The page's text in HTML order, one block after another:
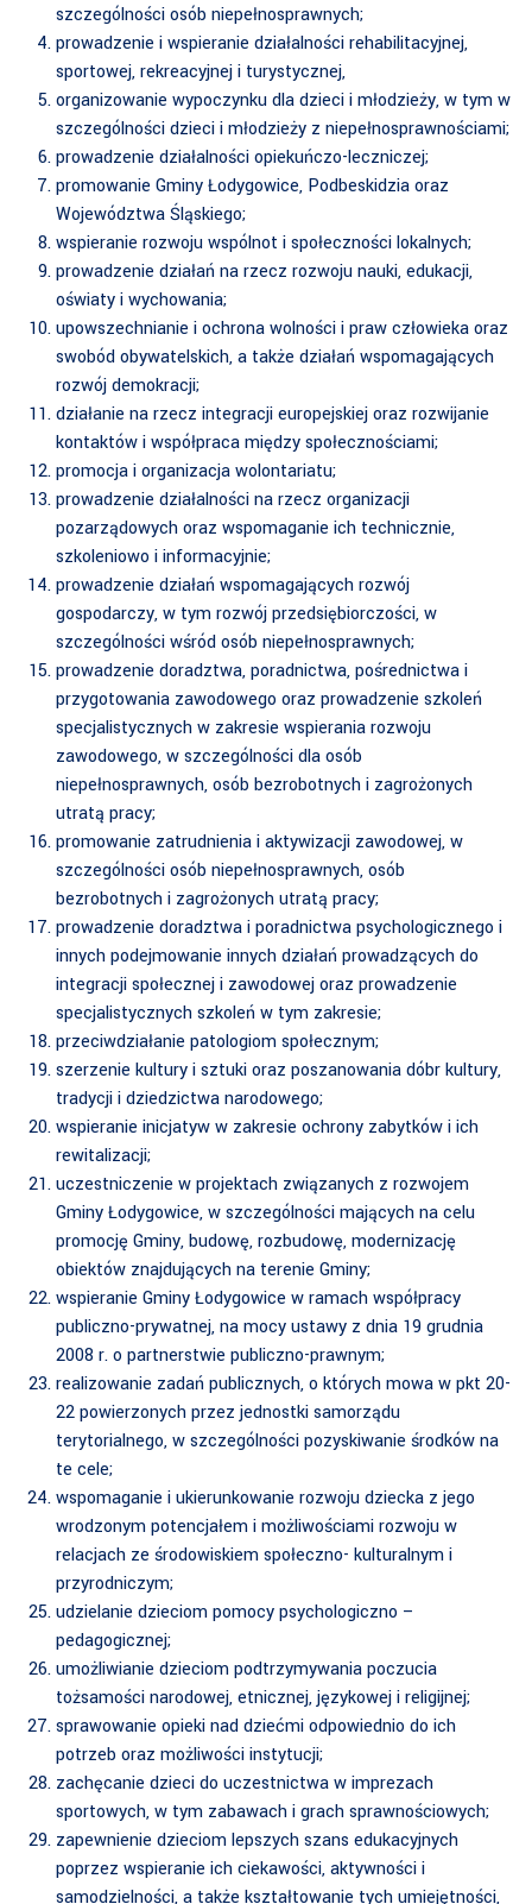
szczególności osób niepełnosprawnych;
prowadzenie i wspieranie działalności rehabilitacyjnej,
sportowej, rekreacyjnej i turystycznej,
organizowanie wypoczynku dla dzieci i młodzieży, w tym w
szczególności dzieci i młodzieży z niepełnosprawnościami;
prowadzenie działalności opiekuńczo-leczniczej;
promowanie Gminy Łodygowice, Podbeskidzia oraz
Województwa Śląskiego;
wspieranie rozwoju wspólnot i społeczności lokalnych;
prowadzenie działań na rzecz rozwoju nauki, edukacji,
oświaty i wychowania;
upowszechnianie i ochrona wolności i praw człowieka oraz
swobód obywatelskich, a także działań wspomagających
rozwój demokracji;
działanie na rzecz integracji europejskiej oraz rozwijanie
kontaktów i współpraca między społecznościami;
promocja i organizacja wolontariatu;
prowadzenie działalności na rzecz organizacji
pozarządowych oraz wspomaganie ich technicznie,
szkoleniowo i informacyjnie;
prowadzenie działań wspomagających rozwój
gospodarczy, w tym rozwój przedsiębiorczości, w
szczególności wśród osób niepełnosprawnych;
prowadzenie doradztwa, poradnictwa, pośrednictwa i
przygotowania zawodowego oraz prowadzenie szkoleń
specjalistycznych w zakresie wspierania rozwoju
zawodowego, w szczególności dla osób
niepełnosprawnych, osób bezrobotnych i zagrożonych
utratą pracy;
promowanie zatrudnienia i aktywizacji zawodowej, w
szczególności osób niepełnosprawnych, osób
bezrobotnych i zagrożonych utratą pracy;
prowadzenie doradztwa i poradnictwa psychologicznego i
innych podejmowanie innych działań prowadzących do
integracji społecznej i zawodowej oraz prowadzenie
specjalistycznych szkoleń w tym zakresie;
przeciwdziałanie patologiom społecznym;
szerzenie kultury i sztuki oraz poszanowania dóbr kultury,
tradycji i dziedzictwa narodowego;
wspieranie inicjatyw w zakresie ochrony zabytków i ich
rewitalizacji;
uczestniczenie w projektach związanych z rozwojem
Gminy Łodygowice, w szczególności mających na celu
promocję Gminy, budowę, rozbudowę, modernizację
obiektów znajdujących na terenie Gminy;
wspieranie Gminy Łodygowice w ramach współpracy
publiczno-prywatnej, na mocy ustawy z dnia 19 grudnia
2008 r. o partnerstwie publiczno-prawnym;
realizowanie zadań publicznych, o których mowa w pkt 20-
22 powierzonych przez jednostki samorządu
terytorialnego, w szczególności pozyskiwanie środków na
te cele;
wspomaganie i ukierunkowanie rozwoju dziecka z jego
wrodzonym potencjałem i możliwościami rozwoju w
relacjach ze środowiskiem społeczno- kulturalnym i
przyrodniczym;
udzielanie dzieciom pomocy psychologiczno –
pedagogicznej;
umożliwianie dzieciom podtrzymywania poczucia
tożsamości narodowej, etnicznej, językowej i religijnej;
sprawowanie opieki nad dziećmi odpowiednio do ich
potrzeb oraz możliwości instytucji;
zachęcanie dzieci do uczestnictwa w imprezach
sportowych, w tym zabawach i grach sprawnościowych;
zapewnienie dzieciom lepszych szans edukacyjnych
poprzez wspieranie ich ciekawości, aktywności i
samodzielności, a także kształtowanie tych umiejętności,